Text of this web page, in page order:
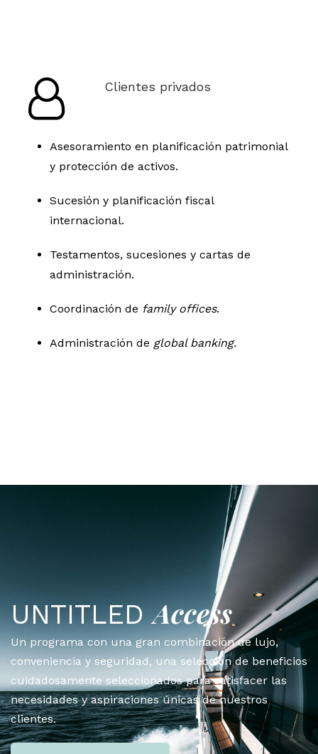
Clientes privados
Asesoramiento en planificación patrimonial
y protección de activos.
Sucesión y planificación fiscal
internacional.
Testamentos, sucesiones y cartas de
administración.
Coordinación de family offices.
Administración de global banking.
UNTITLEDAccess
Un programa con una gran combinación de lujo,
conveniencia y seguridad, una selección de beneficios
cuidadosamente seleccionados para satisfacer las
necesidades y aspiraciones únicas de nuestros
clientes.